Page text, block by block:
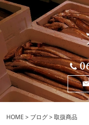
HOME > ブログ> 取扱商品